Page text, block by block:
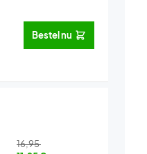
Bestel nu
16,95